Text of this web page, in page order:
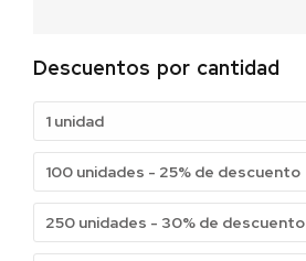
Descuentos por cantidad
1 unidad
100 unidades - 25% de descuento
250 unidades - 30% de descuento